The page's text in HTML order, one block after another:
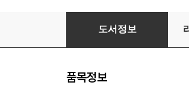
회사에서 바로 통하는 실무
도서정보
품목정보